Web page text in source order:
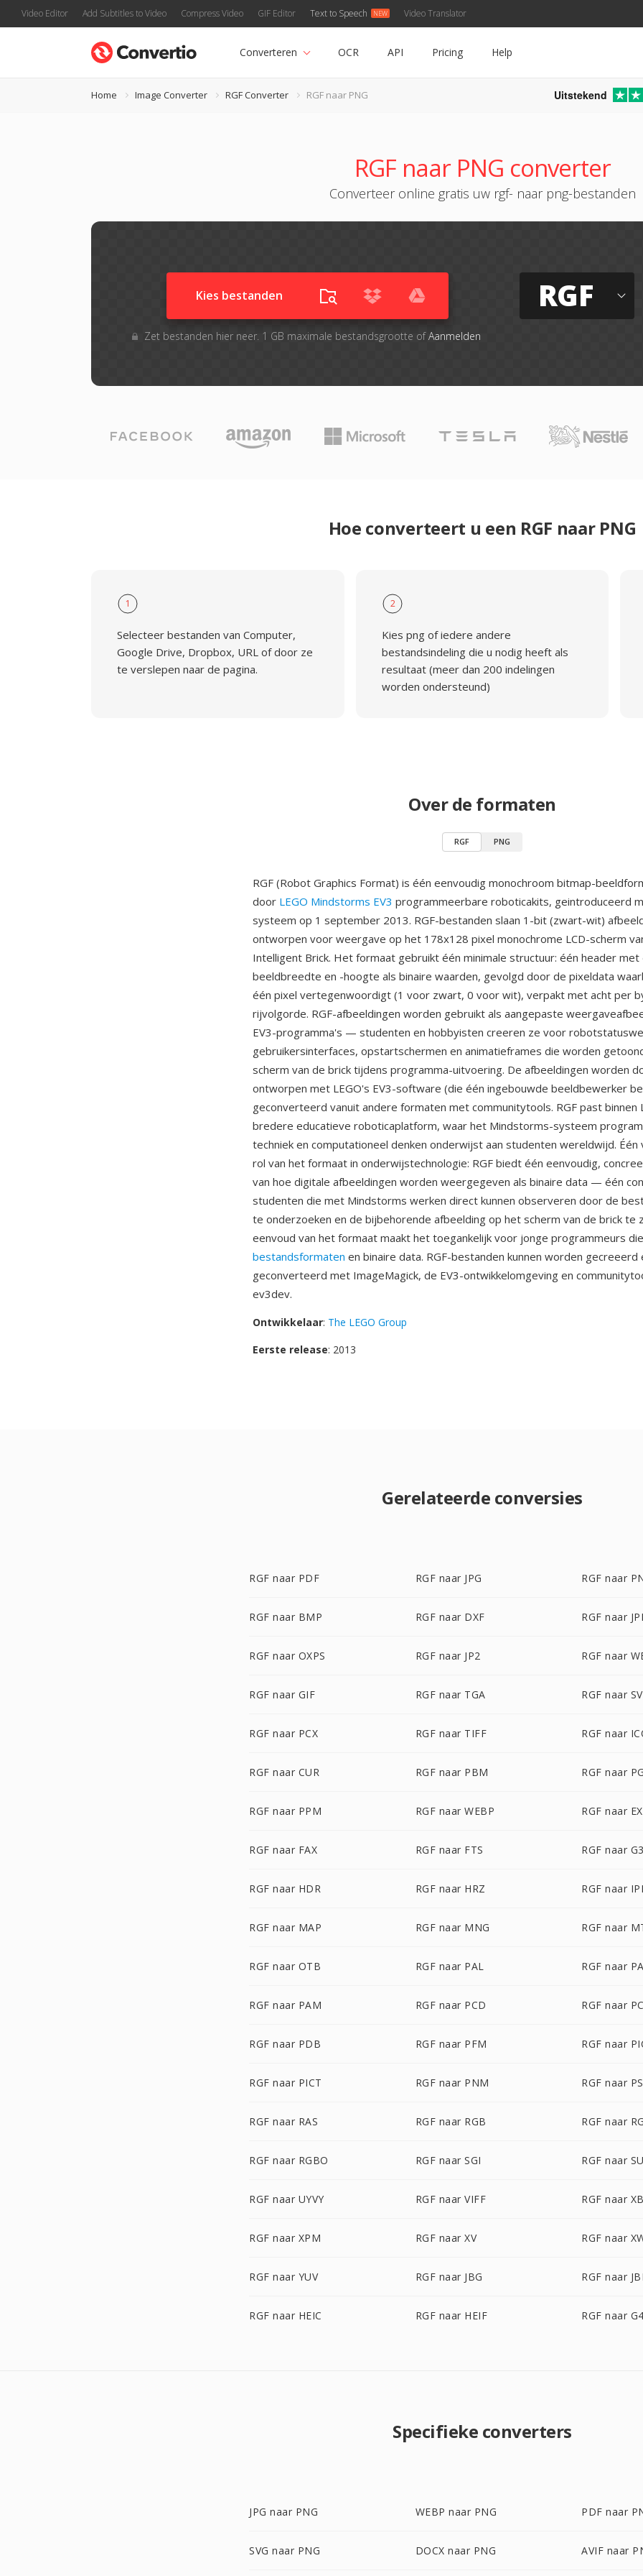
Video Editor Add Subtitles to Video Compress Video GIF Editor Text to Speech Video Translator
Converteren OCR API Pricing Help
Home Image Converter RGF Converter RGF naar PNG Uitstekend
RGF naar PNG converter
Converteer online gratis uw rgf- naar png-bestanden
Kies bestanden
Zet bestanden hier neer. 1 GB maximale bestandsgrootte ofAanmelden
RGF
Hoe converteert u een RGF naar PNG
1
Selecteer bestanden van Computer,
Google Drive, Dropbox, URL of door ze
te verslepen naar de pagina.
2
Kies png of iedere andere
bestandsindeling die u nodig heeft als
resultaat (meer dan 200 indelingen
worden ondersteund)
Over de formaten
RGF PNG
RGF (Robot Graphics Format) is één eenvoudig monochroom bitmap-
door LEGO Mindstorms EV3 programmeerbare roboticakits, geintroduceerd
systeem op 1 september 2013. RGF-bestanden slaan 1-bit (zwart-wit)
ontworpen voor weergave op het 178x128 pixel monochrome LCD-scherm
Intelligent Brick. Het formaat gebruikt één minimale structuur: één header met
beeldbreedte en -hoogte als binaire waarden, gevolgd door de pixeldata
één pixel vertegenwoordigt (1 voor zwart, 0 voor wit), verpakt met acht per
rijvolgorde. RGF-afbeeldingen worden gebruikt als aangepaste
EV3-programma's — studenten en hobbyisten creeren ze voor
gebruikersinterfaces, opstartschermen en animatieframes die worden
scherm van de brick tijdens programma-uitvoering. De afbeeldingen worden
ontworpen met LEGO's EV3-software (die één ingebouwde beeldbewerker
geconverteerd vanuit andere formaten met communitytools. RGF past binnen
bredere educatieve roboticaplatform, waar het Mindstorms-systeem
techniek en computationeel denken onderwijst aan studenten wereldwijd. Één
rol van het formaat in onderwijstechnologie: RGF biedt één eenvoudig,
van hoe digitale afbeeldingen worden weergegeven als binaire data — één
studenten die met Mindstorms werken direct kunnen observeren door de
te onderzoeken en de bijbehorende afbeelding op het scherm van de brick te
eenvoud van het formaat maakt het toegankelijk voor jonge programmeurs
bestandsformaten en binaire data. RGF-bestanden kunnen worden gecreeerd
geconverteerd met ImageMagick, de EV3-ontwikkelomgeving en
ev3dev.
Ontwikkelaar: The LEGO Group
Eerste release: 2013
Gerelateerde conversies
RGF naar PDF RGF naar JPG RGF naar
RGF naar BMP RGF naar DXF RGF naar
RGF naar OXPS RGF naar JP2 RGF naar
RGF naar GIF RGF naar TGA RGF naar
RGF naar PCX RGF naar TIFF RGF naar
RGF naar CUR RGF naar PBM RGF naar
RGF naar PPM RGF naar WEBP RGF naar
RGF naar FAX RGF naar FTS RGF naar
RGF naar HDR RGF naar HRZ RGF naar
RGF naar MAP RGF naar MNG RGF naar
RGF naar OTB RGF naar PAL RGF naar
RGF naar PAM RGF naar PCD RGF naar
RGF naar PDB RGF naar PFM RGF naar
RGF naar PICT RGF naar PNM RGF naar
RGF naar RAS RGF naar RGB RGF naar
RGF naar RGBO RGF naar SGI RGF naar
RGF naar UYVY RGF naar VIFF RGF naar
RGF naar XPM RGF naar XV RGF naar
RGF naar YUV RGF naar JBG RGF naar
RGF naar HEIC RGF naar HEIF RGF naar
Specifieke converters
JPG naar PNG WEBP naar PNG PDF naar
SVG naar PNG DOCX naar PNG AVIF naar